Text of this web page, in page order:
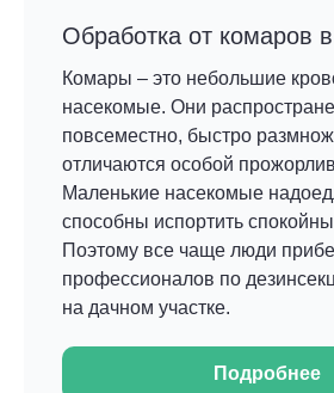
Обработка от комаров
Комары – это небольшие
насекомые. Они
повсеместно, быстро
отличаются особой
Маленькие насекомые
способны испортить
Поэтому все чаще люди
профессионалов по
на дачном участке.
Подробнее